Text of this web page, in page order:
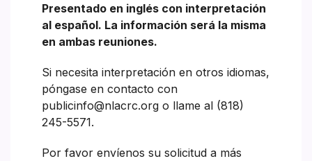
Presentado en inglés con interpretación
al español. La información será la misma
en ambas reuniones.
Si necesita interpretación en otros idiomas,
póngase en contacto con
publicinfo@nlacrc.org o llame al (818)
245-5571.
Por favor envíenos su solicitud a más